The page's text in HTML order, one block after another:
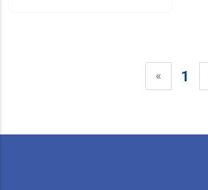
« 1